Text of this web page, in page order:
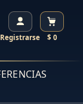
Registrarse $ 0